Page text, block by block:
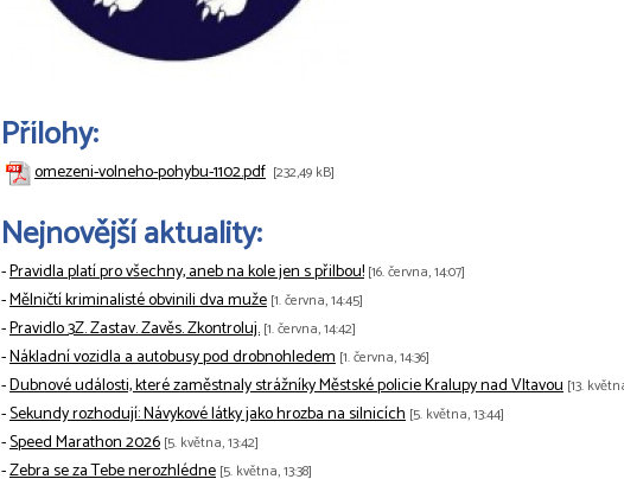
Přílohy:
omezeni-volneho-pohybu-1102.pdf [232,49 kB]
Nejnovější aktuality:
-Pravidla platí pro všechny, aneb na kole jen s přilbou! [16. června, 14:07]
-Mělničtí kriminalisté obvinili dva muže [1. června, 14:45]
-Pravidlo 3Z. Zastav. Zavěs. Zkontroluj. [1. června, 14:42]
-Nákladní vozidla a autobusy pod drobnohledem [1. června, 14:36]
-Dubnové události, které zaměstnaly strážníky Městské policie Kralupy nad Vltavou [13.
-Sekundy rozhodují: Návykové látky jako hrozba na silnicích [5. května, 13:44]
-Speed Marathon 2026 [5. května, 13:42]
-Zebra se za Tebe nerozhlédne [5. května, 13:38]